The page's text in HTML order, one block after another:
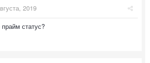
2019
статус?